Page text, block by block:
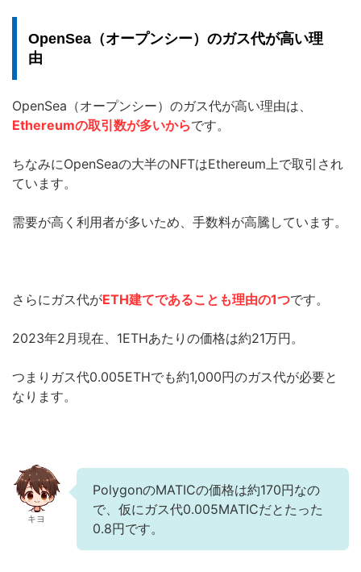
OpenSea（オープンシー）のガス代が高い理
由
OpenSea（オープンシー）のガス代が高い理由は、
Ethereumの取引数が多いからです。
ちなみにOpenSeaの大半のNFTはEthereum上で取引され
ています。
需要が高く利用者が多いため、手数料が高騰しています。
さらにガス代がETH建てであることも理由の1つです。
2023年2月現在、1ETHあたりの価格は約21万円。
つまりガス代0.005ETHでも約1,000円のガス代が必要と
なります。
キヨ
PolygonのMATICの価格は約170円なの
で、仮にガス代0.005MATICだとたった
0.8円です。